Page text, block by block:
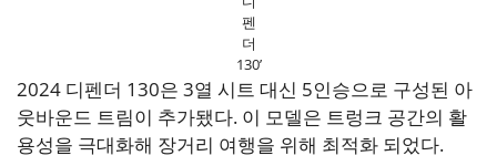
펜
더
130’
2024 디펜더 130은 3열 시트 대신 5인승으로 구성된 아
웃바운드 트림이 추가됐다. 이 모델은 트렁크 공간의 활
용성을 극대화해 장거리 여행을 위해 최적화 되었다.